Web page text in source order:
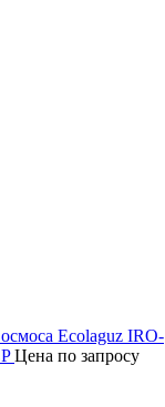
Ecolaguz IRO-
Цена по запросу